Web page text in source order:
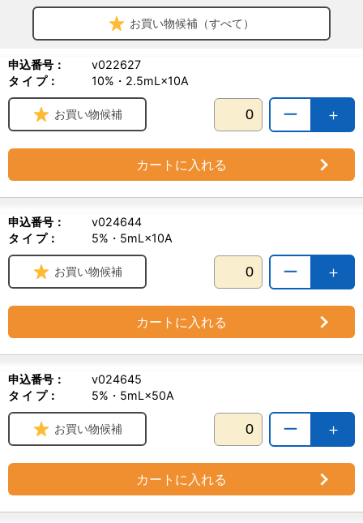
お買い物候補（すべて）
申込番号：
v022627
タ イ プ：
10%・2.5mL×10A
＋
ー
お買い物候補
カートに入れる
申込番号：
v024644
タ イ プ：
5%・5mL×10A
＋
ー
お買い物候補
カートに入れる
申込番号：
v024645
タ イ プ：
5%・5mL×50A
＋
ー
お買い物候補
カートに入れる